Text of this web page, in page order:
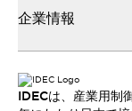
企業情報
IDECは、産業用制